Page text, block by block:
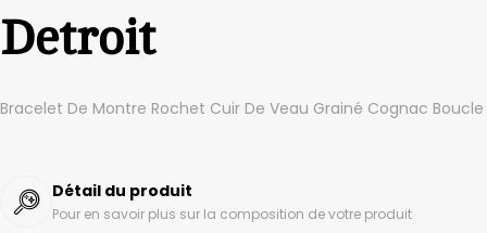
Detroit
Bracelet De Montre Rochet Cuir De Veau Grainé Cognac
Détail du produit
Pour en savoir plus sur la composition de votre produit